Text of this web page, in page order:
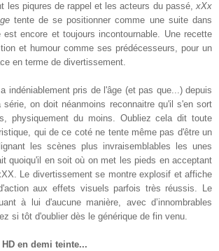
les piqures de rappel et les acteurs du passé, xXx
tente de se positionner comme une suite dans
est encore et toujours incontournable. Une recette
et humour comme ses prédécesseurs, pour un
en terme de divertissement.
indéniablement pris de l'âge (et pas que...) depuis
série, on doit néanmoins reconnaitre qu'il s'en sort
physiquement du moins. Oubliez cela dit toute
qui de ce coté ne tente même pas d'être un
les scènes plus invraisemblables les unes
quoiqu'il en soit où on met les pieds en acceptant
Le divertissement se montre explosif et affiche
aux effets visuels parfois très réussis. Le
à lui d'aucune manière, avec d’innombrables
si tôt d'oublier dès le générique de fin venu.
en demi teinte...